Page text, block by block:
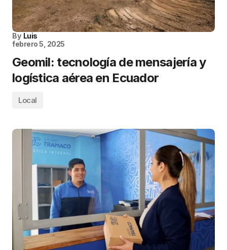
By Luis
febrero 5, 2025
Geomil: tecnología de mensajería y
logística aérea en Ecuador
Local